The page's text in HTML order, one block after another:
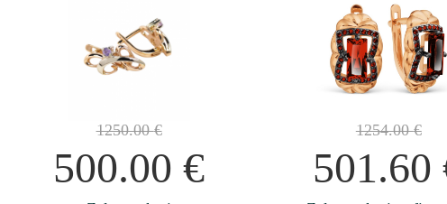
1250.00€
500.00€
1254.00€
501.60